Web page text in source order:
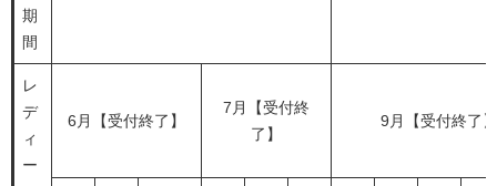
期
間
レ
デ
ィ
ー
6月【受付終了】
7月【受付終
了】
9月【受付終了】